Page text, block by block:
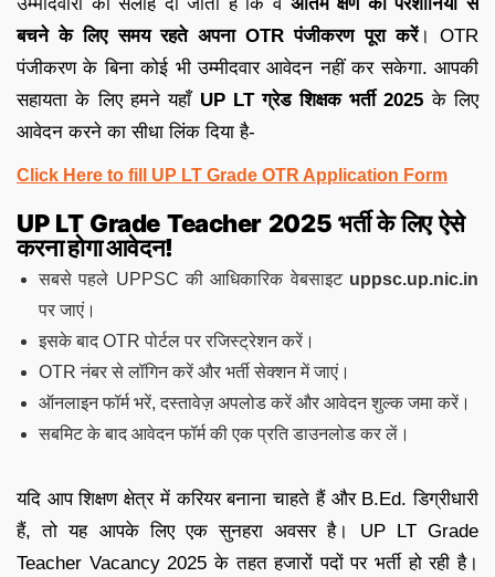
बचने के लिए समय रहते अपना OTR पंजीकरण पूरा करें। OTR
पंजीकरण के बिना कोई भी उम्मीदवार आवेदन नहीं कर सकेगा. आपकी
सहायता के लिए हमने यहाँ UP LT ग्रेड शिक्षक भर्ती 2025 के लिए
आवेदन करने का सीधा लिंक दिया है-
Click Here to fill UP LT Grade OTR Application Form
UP LT Grade Teacher 2025 भर्ती के लिए ऐसे
करना होगा आवेदन!
सबसे पहले UPPSC की आधिकारिक वेबसाइट uppsc.up.nic.in
पर जाएं।
इसके बाद OTR पोर्टल पर रजिस्ट्रेशन करें।
OTR नंबर से लॉगिन करें और भर्ती सेक्शन में जाएं।
ऑनलाइन फॉर्म भरें, दस्तावेज़ अपलोड करें और आवेदन शुल्क जमा करें।
सबमिट के बाद आवेदन फॉर्म की एक प्रति डाउनलोड कर लें।
यदि आप शिक्षण क्षेत्र में करियर बनाना चाहते हैं और B.Ed. डिग्रीधारी
हैं, तो यह आपके लिए एक सुनहरा अवसर है। UP LT Grade
Teacher Vacancy 2025 के तहत हजारों पदों पर भर्ती हो रही है।